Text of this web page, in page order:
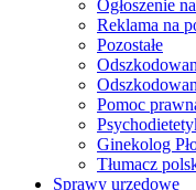
Ogłoszenie
Reklama na
Pozostałe
Pomoc
Ginekolog
Tłumacz
Sprawy urzędowe